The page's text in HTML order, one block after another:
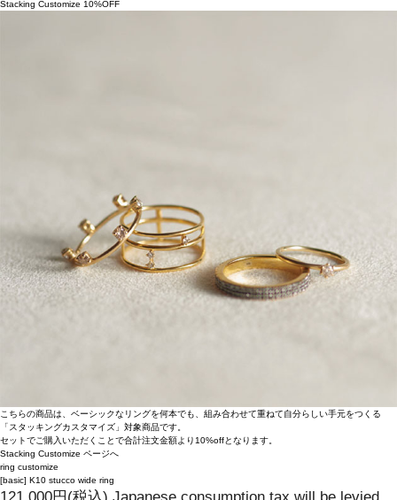
Stacking Customize 10%OFF
こちらの商品は、ベーシックなリングを何本でも、組み合わせて重ねて自分らしい手元をつくる
「スタッキングカスタマイズ」対象商品です。
セットでご購入いただくことで合計注文金額より10%offとなります。
Stacking Customize ページへ
ring customize
[basic] K10 stucco wide ring
121,000円 (税込) Japanese consumption tax will be levied